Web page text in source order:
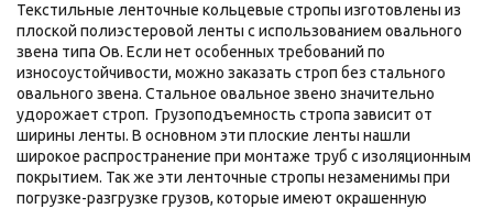
Текстильные ленточные кольцевые стропы изготовлены из
плоской полиэстеровой ленты с использованием овального
звена типа Ов. Если нет особенных требований по
износоустойчивости, можно заказать строп без стального
овального звена. Стальное овальное звено значительно
удорожает строп. Грузоподъемность стропа зависит от
ширины ленты. В основном эти плоские ленты нашли
широкое распространение при монтаже труб с изоляционным
покрытием. Так же эти ленточные стропы незаменимы при
погрузке-разгрузке грузов, которые имеют окрашенную